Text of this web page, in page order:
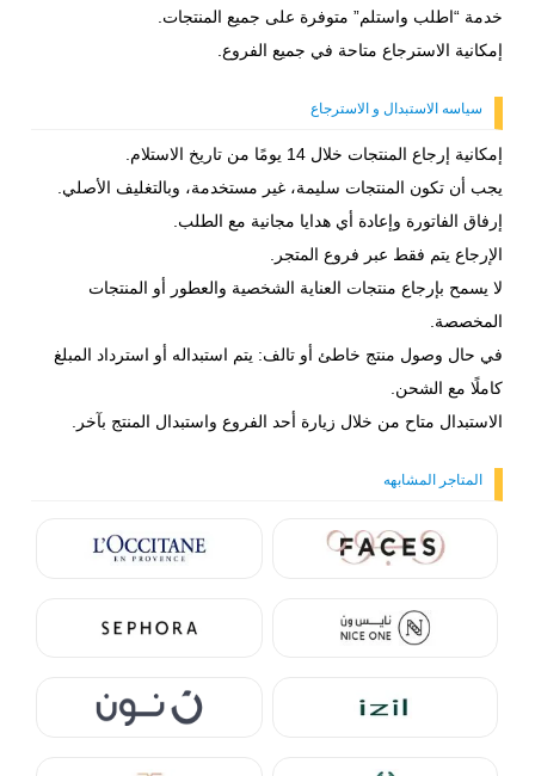
خدمة “اطلب واستلم” متوفرة على جميع المنتجات.
إمكانية الاسترجاع متاحة في جميع الفروع.
سياسه الاستبدال و الاسترجاع
إمكانية إرجاع المنتجات خلال 14 يومًا من تاريخ الاستلام.
يجب أن تكون المنتجات سليمة، غير مستخدمة، وبالتغليف الأصلي.
إرفاق الفاتورة وإعادة أي هدايا مجانية مع الطلب.
الإرجاع يتم فقط عبر فروع المتجر.
لا يسمح بإرجاع منتجات العناية الشخصية والعطور أو المنتجات
المخصصة.
في حال وصول منتج خاطئ أو تالف: يتم استبداله أو استرداد المبلغ
كاملًا مع الشحن.
الاستبدال متاح من خلال زيارة أحد الفروع واستبدال المنتج بآخر.
المتاجر المشابهه